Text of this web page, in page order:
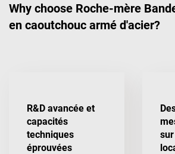
Why choose Roche-mère
en caoutchouc armé d'acier?
R&D avancée et
capacités
techniques
éprouvées